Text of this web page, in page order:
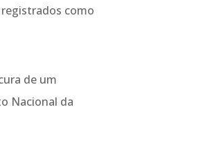
como
de um
Nacional da